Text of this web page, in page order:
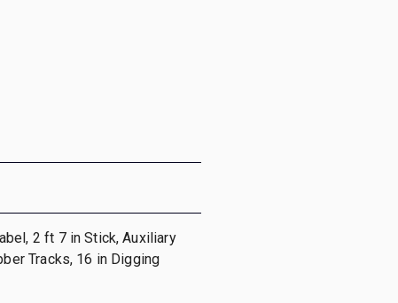
2 ft 7 in Stick, Auxiliary
Tracks, 16 in Digging